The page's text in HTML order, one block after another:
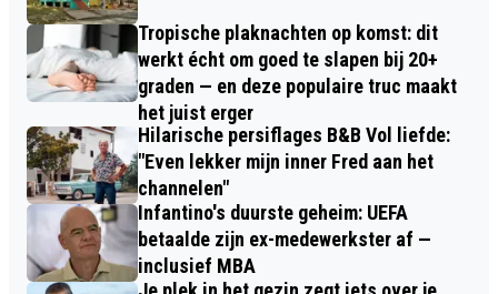
Tropische plaknachten op komst: dit
werkt écht om goed te slapen bij 20+
graden — en deze populaire truc maakt
het juist erger
Hilarische persiflages B&B Vol liefde:
"Even lekker mijn inner Fred aan het
channelen"
Infantino's duurste geheim: UEFA
betaalde zijn ex-medewerkster af —
inclusief MBA